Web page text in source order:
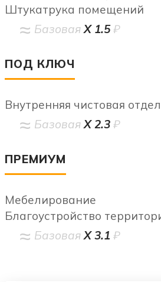
Штукатрука помещений
БазоваяХ 1.5₽
ПОД КЛЮЧ
Внутренняя чистовая
БазоваяХ 2.3 ₽
ПРЕМИУМ
Мебелирование
Благоустройство
БазоваяХ 3.1 ₽